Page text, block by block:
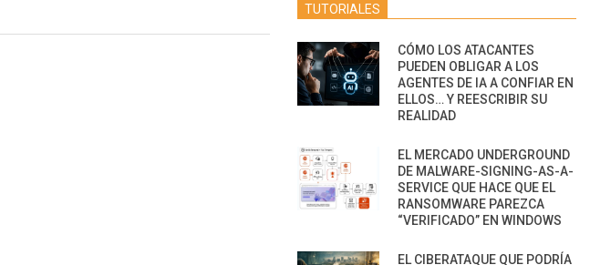
TUTORIALES
CÓMO LOS ATACANTES
PUEDEN OBLIGAR A LOS
AGENTES DE IA A CONFIAR EN
ELLOS… Y REESCRIBIR SU
REALIDAD
EL MERCADO UNDERGROUND
DE MALWARE-SIGNING-AS-A-
SERVICE QUE HACE QUE EL
RANSOMWARE PAREZCA
“VERIFICADO” EN WINDOWS
EL CIBERATAQUE QUE PODRÍA